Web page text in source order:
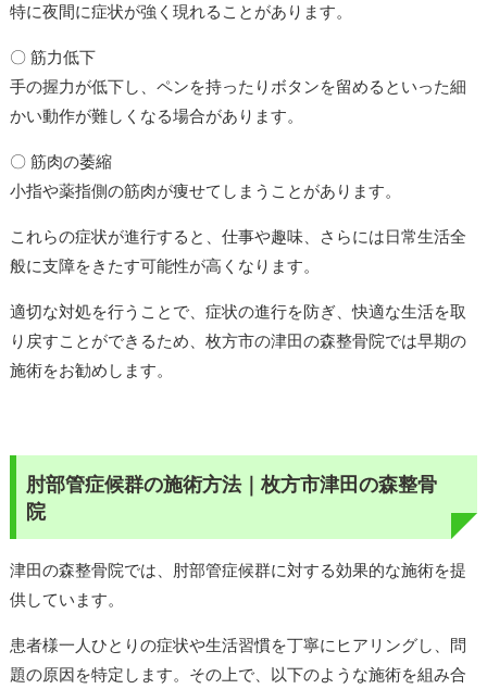
特に夜間に症状が強く現れることがあります。
〇 筋力低下
手の握力が低下し、ペンを持ったりボタンを留めるといった細
かい動作が難しくなる場合があります。
〇 筋肉の萎縮
小指や薬指側の筋肉が痩せてしまうことがあります。
これらの症状が進行すると、仕事や趣味、さらには日常生活全
般に支障をきたす可能性が高くなります。
適切な対処を行うことで、症状の進行を防ぎ、快適な生活を取
り戻すことができるため、枚方市の津田の森整骨院では早期の
施術をお勧めします。
肘部管症候群の施術方法｜枚方市津田の森整骨
院
津田の森整骨院では、肘部管症候群に対する効果的な施術を提
供しています。
患者様一人ひとりの症状や生活習慣を丁寧にヒアリングし、問
題の原因を特定します。その上で、以下のような施術を組み合